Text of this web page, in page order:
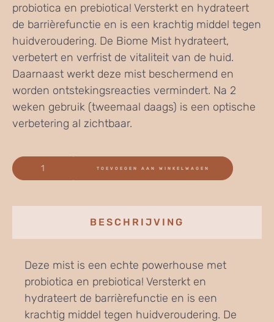
probiotica en prebiotica! Versterkt en hydrateert
de barrièrefunctie en is een krachtig middel tegen
huidveroudering. De Biome Mist hydrateert,
verbetert en verfrist de vitaliteit van de huid.
Daarnaast werkt deze mist beschermend en
worden ontstekingsreacties vermindert. Na 2
weken gebruik (tweemaal daags) is een optische
verbetering al zichtbaar.
TOEVOEGEN AAN WINKELWAGEN
BESCHRIJVING
Deze mist is een echte powerhouse met
probiotica en prebiotica! Versterkt en
hydrateert de barrièrefunctie en is een
krachtig middel tegen huidveroudering. De